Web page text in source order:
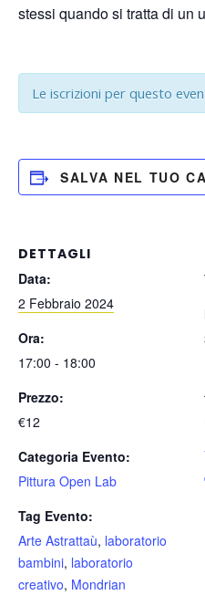
stessi quando si tratta di un
Le iscrizioni per questo
SALVA NEL TUO
DETTAGLI
Data:
2 Febbraio 2024
Ora:
17:00 - 18:00
Prezzo:
€12
Categoria Evento:
Pittura Open Lab
Tag Evento:
Arte Astrattaù, laboratorio
bambini, laboratorio
creativo, Mondrian